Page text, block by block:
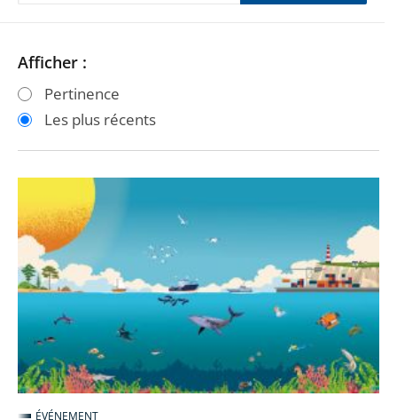
Passer
les
filtres
Passer
les
filtres
Afficher :
Pertinence
Les plus récents
mer
et
les
politiques
publiques,
nouveau
sujet
de
l'étude
ÉVÉNEMENT